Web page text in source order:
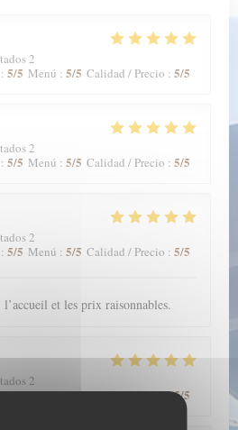
2
: 5/5 Menú : 5/5 Calidad / Precio : 5/5
2
: 5/5 Menú : 5/5 Calidad / Precio : 5/5
2
: 5/5 Menú : 5/5 Calidad / Precio : 5/5
et les prix raisonnables.
2
5/5 Menú:5/5 Calidad / Precio:5/5